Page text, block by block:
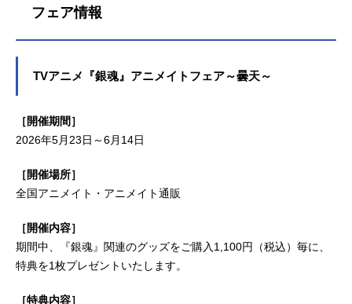
フェア情報
TVアニメ『銀魂』アニメイトフェア～曇天～
［開催期間］
2026年5月23日～6月14日
［開催場所］
全国アニメイト・アニメイト通販
［開催内容］
期間中、『銀魂』関連のグッズをご購入1,100円（税込）毎に、
特典を1枚プレゼントいたします。
［特典内容］